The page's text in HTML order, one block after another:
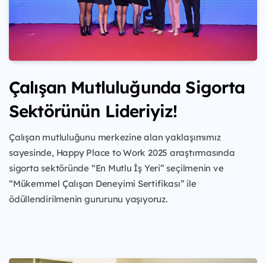
Çalışan Mutluluğunda Sigorta
Sektörünün Lideriyiz!
Çalışan mutluluğunu merkezine alan yaklaşımımız
sayesinde, Happy Place to Work 2025 araştırmasında
sigorta sektöründe “En Mutlu İş Yeri” seçilmenin ve
“Mükemmel Çalışan Deneyimi Sertifikası” ile
ödüllendirilmenin gururunu yaşıyoruz.